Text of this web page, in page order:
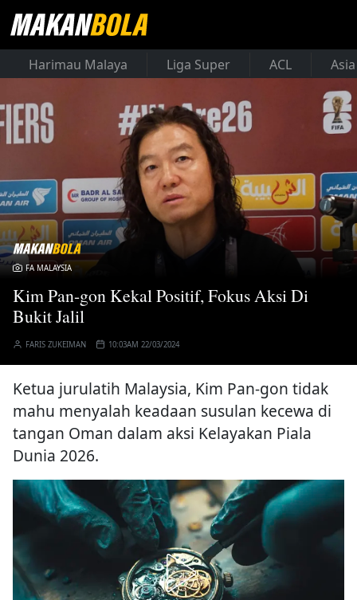
Harimau Malaya Liga Super ACL
FA MALAYSIA
Kim Pan-gon Kekal Positif, Fokus Aksi Di
Bukit Jalil
FARIS ZUKEIMAN 10:03AM 22/03/2024
Ketua jurulatih Malaysia, Kim Pan-gon tidak
mahu menyalah keadaan susulan kecewa di
tangan Oman dalam aksi Kelayakan Piala
Dunia 2026.